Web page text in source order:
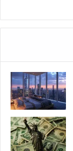
а
с
г
о
р
я
т
в
п
л
и
ц